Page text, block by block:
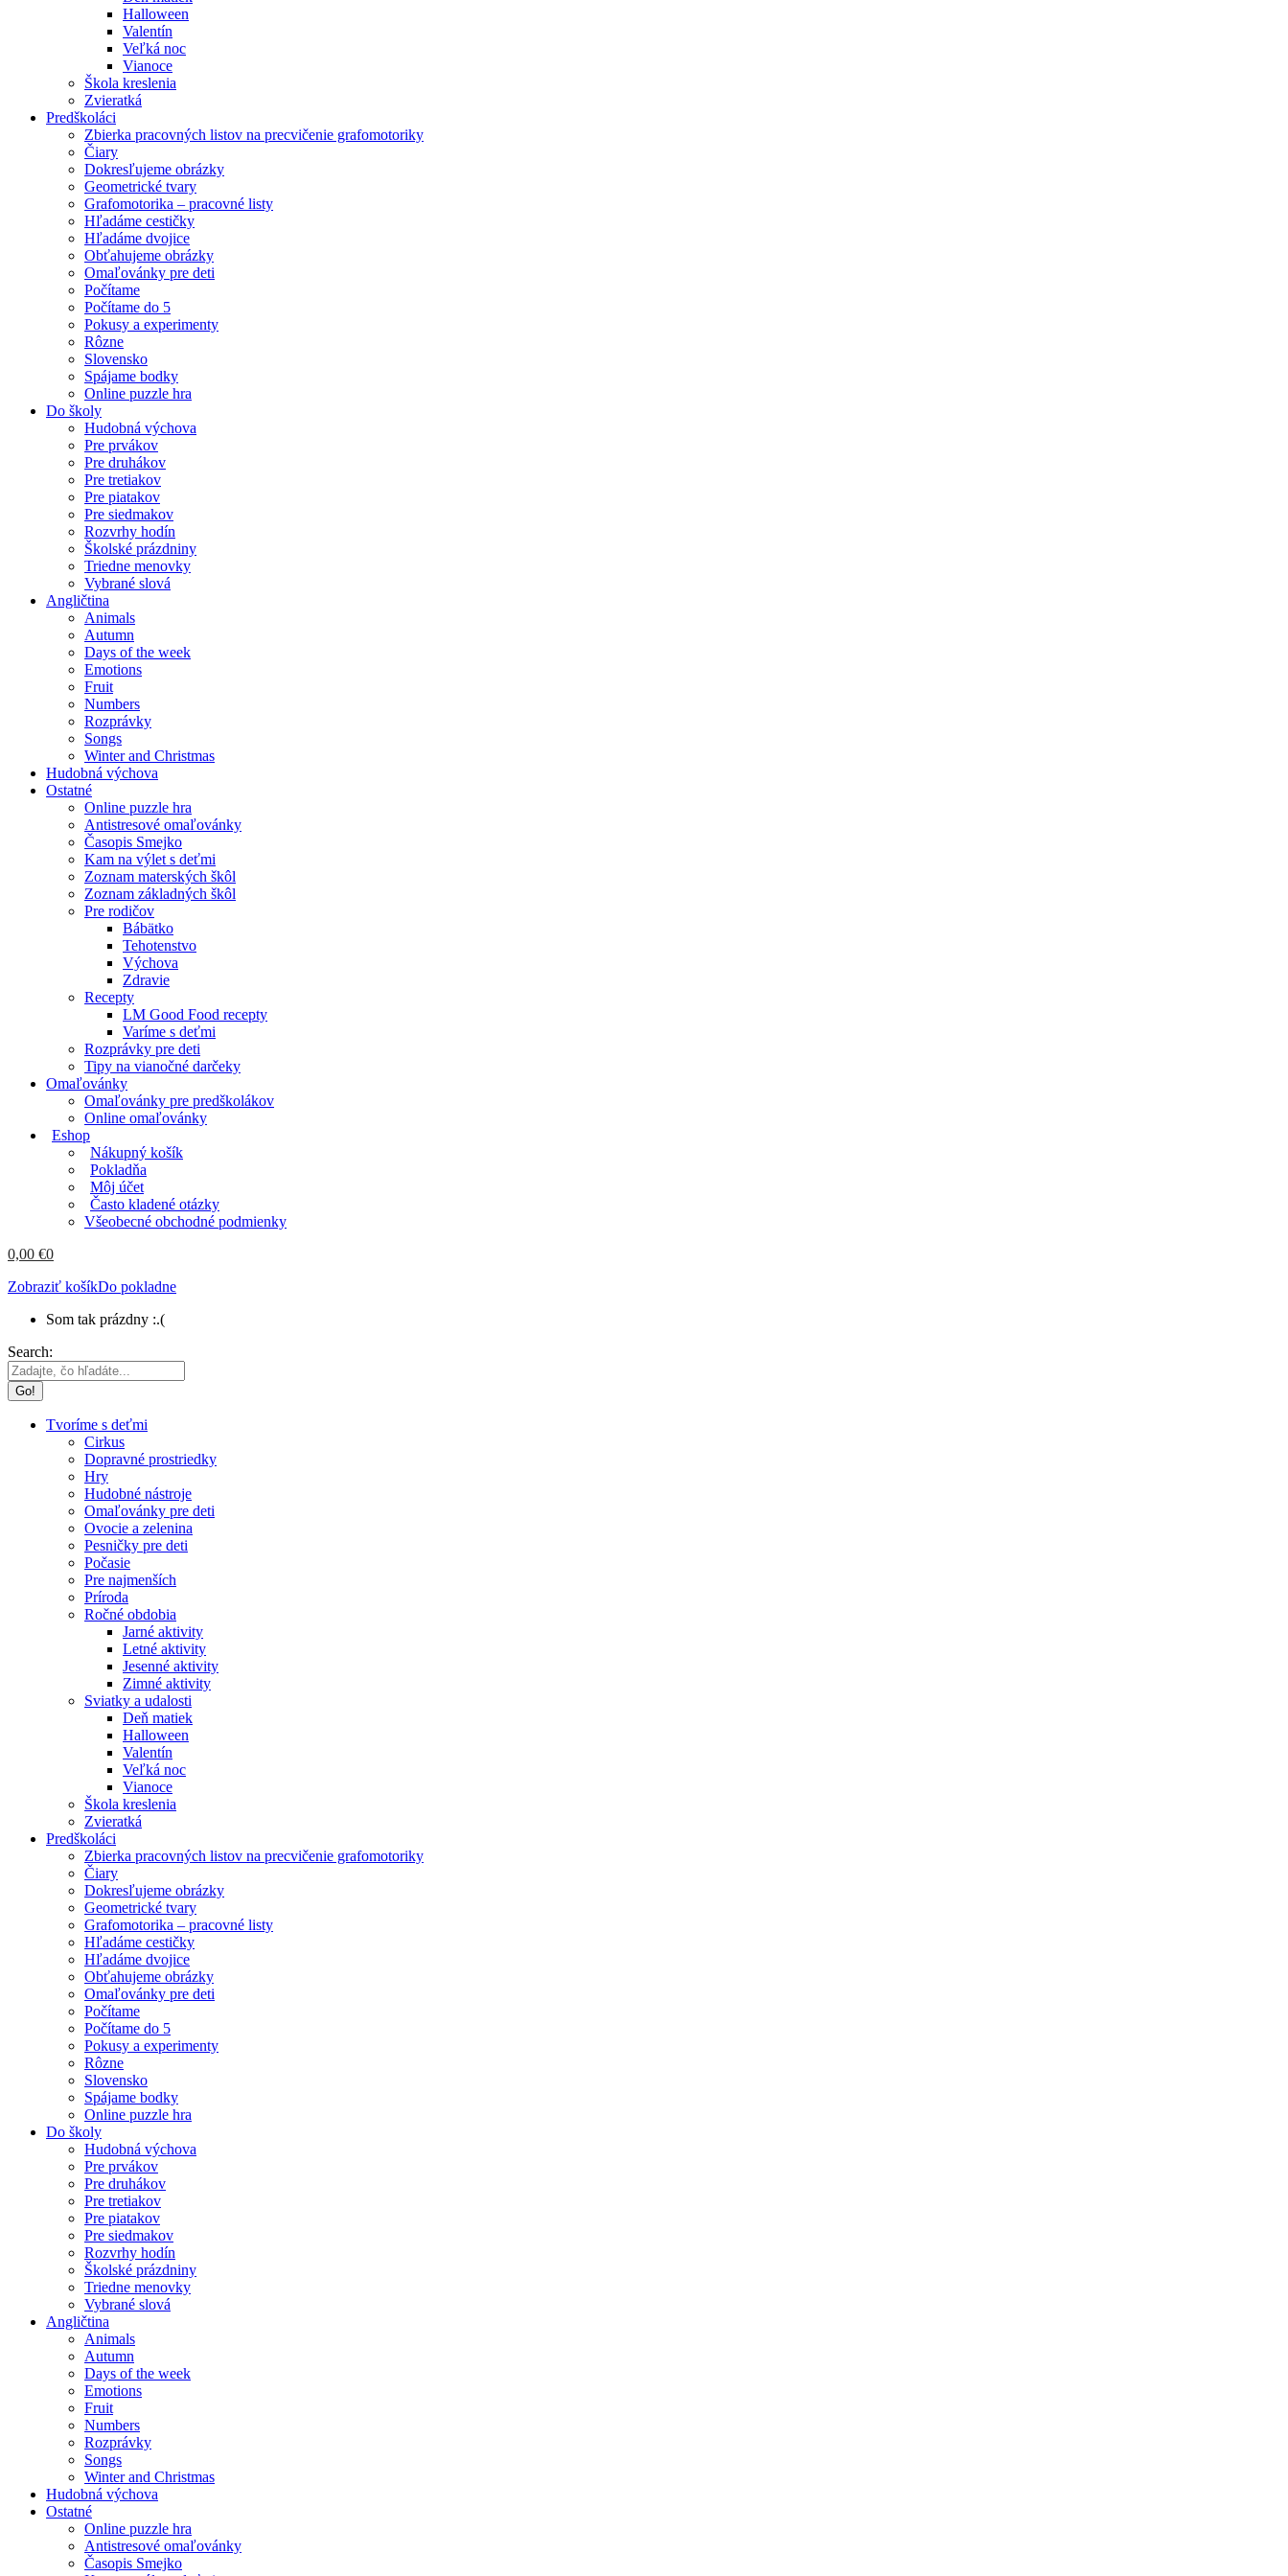
Halloween
Valentín
Veľká noc
Vianoce
Škola kreslenia
Zvieratká
Predškoláci
Zbierka pracovných listov na precvičenie grafomotoriky
Čiary
Dokresľujeme obrázky
Geometrické tvary
Grafomotorika – pracovné listy
Hľadáme cestičky
Hľadáme dvojice
Obťahujeme obrázky
Omaľovánky pre deti
Počítame
Počítame do 5
Pokusy a experimenty
Rôzne
Slovensko
Spájame bodky
Online puzzle hra
Do školy
Hudobná výchova
Pre prvákov
Pre druhákov
Pre tretiakov
Pre piatakov
Pre siedmakov
Rozvrhy hodín
Školské prázdniny
Triedne menovky
Vybrané slová
Angličtina
Animals
Autumn
Days of the week
Emotions
Fruit
Numbers
Rozprávky
Songs
Winter and Christmas
Hudobná výchova
Ostatné
Online puzzle hra
Antistresové omaľovánky
Časopis Smejko
Kam na výlet s deťmi
Zoznam materských škôl
Zoznam základných škôl
Pre rodičov
Bábätko
Tehotenstvo
Výchova
Zdravie
Recepty
LM Good Food recepty
Varíme s deťmi
Rozprávky pre deti
Tipy na vianočné darčeky
Omaľovánky
Omaľovánky pre predškolákov
Online omaľovánky
Eshop
Nákupný košík
Pokladňa
Môj účet
Často kladené otázky
Všeobecné obchodné podmienky
0,00 €0
Zobraziť košíkDo pokladne
Som tak prázdny :.(
Search:
Tvoríme s deťmi
Cirkus
Dopravné prostriedky
Hry
Hudobné nástroje
Omaľovánky pre deti
Ovocie a zelenina
Pesničky pre deti
Počasie
Pre najmenších
Príroda
Ročné obdobia
Jarné aktivity
Letné aktivity
Jesenné aktivity
Zimné aktivity
Sviatky a udalosti
Deň matiek
Halloween
Valentín
Veľká noc
Vianoce
Škola kreslenia
Zvieratká
Predškoláci
Zbierka pracovných listov na precvičenie grafomotoriky
Čiary
Dokresľujeme obrázky
Geometrické tvary
Grafomotorika – pracovné listy
Hľadáme cestičky
Hľadáme dvojice
Obťahujeme obrázky
Omaľovánky pre deti
Počítame
Počítame do 5
Pokusy a experimenty
Rôzne
Slovensko
Spájame bodky
Online puzzle hra
Do školy
Hudobná výchova
Pre prvákov
Pre druhákov
Pre tretiakov
Pre piatakov
Pre siedmakov
Rozvrhy hodín
Školské prázdniny
Triedne menovky
Vybrané slová
Angličtina
Animals
Autumn
Days of the week
Emotions
Fruit
Numbers
Rozprávky
Songs
Winter and Christmas
Hudobná výchova
Ostatné
Online puzzle hra
Antistresové omaľovánky
Časopis Smejko